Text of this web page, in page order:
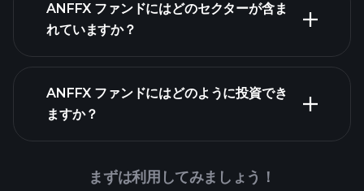
資産
ANFFX ファンドにはどのセクターが含ま
れていますか？
ANFFX ファンドにはどのように投資でき
ますか？
まずは利用してみましょう！